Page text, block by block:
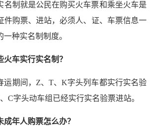
名制就是公民在购买火车票和乘坐火车是
件购票、进站，必须人、证、车票信息一
种实名制制度。
火车实行实名制？
运期间，Z、T、K字头列车都实行实名验
C字头动车组已经实行实名验票进站。
成年人购票怎么办？